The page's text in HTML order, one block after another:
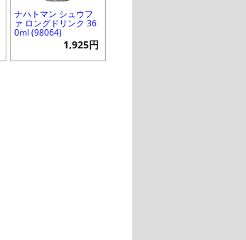
ナハトマン シュウフ
ァ ロングドリンク 36
0ml (98064)
1,925円